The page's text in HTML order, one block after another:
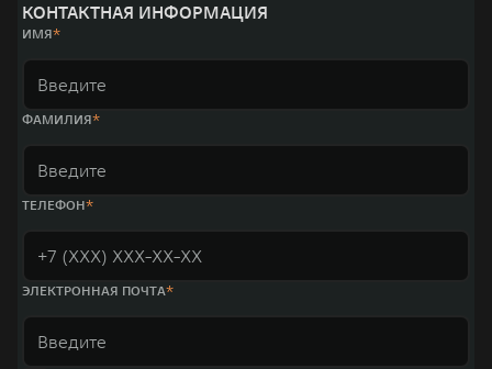
Расширяя границы комфорта
от 6 149 000 ₽
КОНТАКТНАЯ ИНФОРМАЦИЯ
ИМЯ
ФАМИЛИЯ
ТЕЛЕФОН
ЭЛЕКТРОННАЯ ПОЧТА